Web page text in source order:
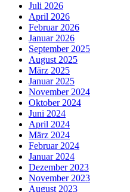
Juli 2026
April 2026
Februar 2026
Januar 2026
September 2025
August 2025
März 2025
Januar 2025
November 2024
Oktober 2024
Juni 2024
April 2024
März 2024
Februar 2024
Januar 2024
Dezember 2023
November 2023
August 2023